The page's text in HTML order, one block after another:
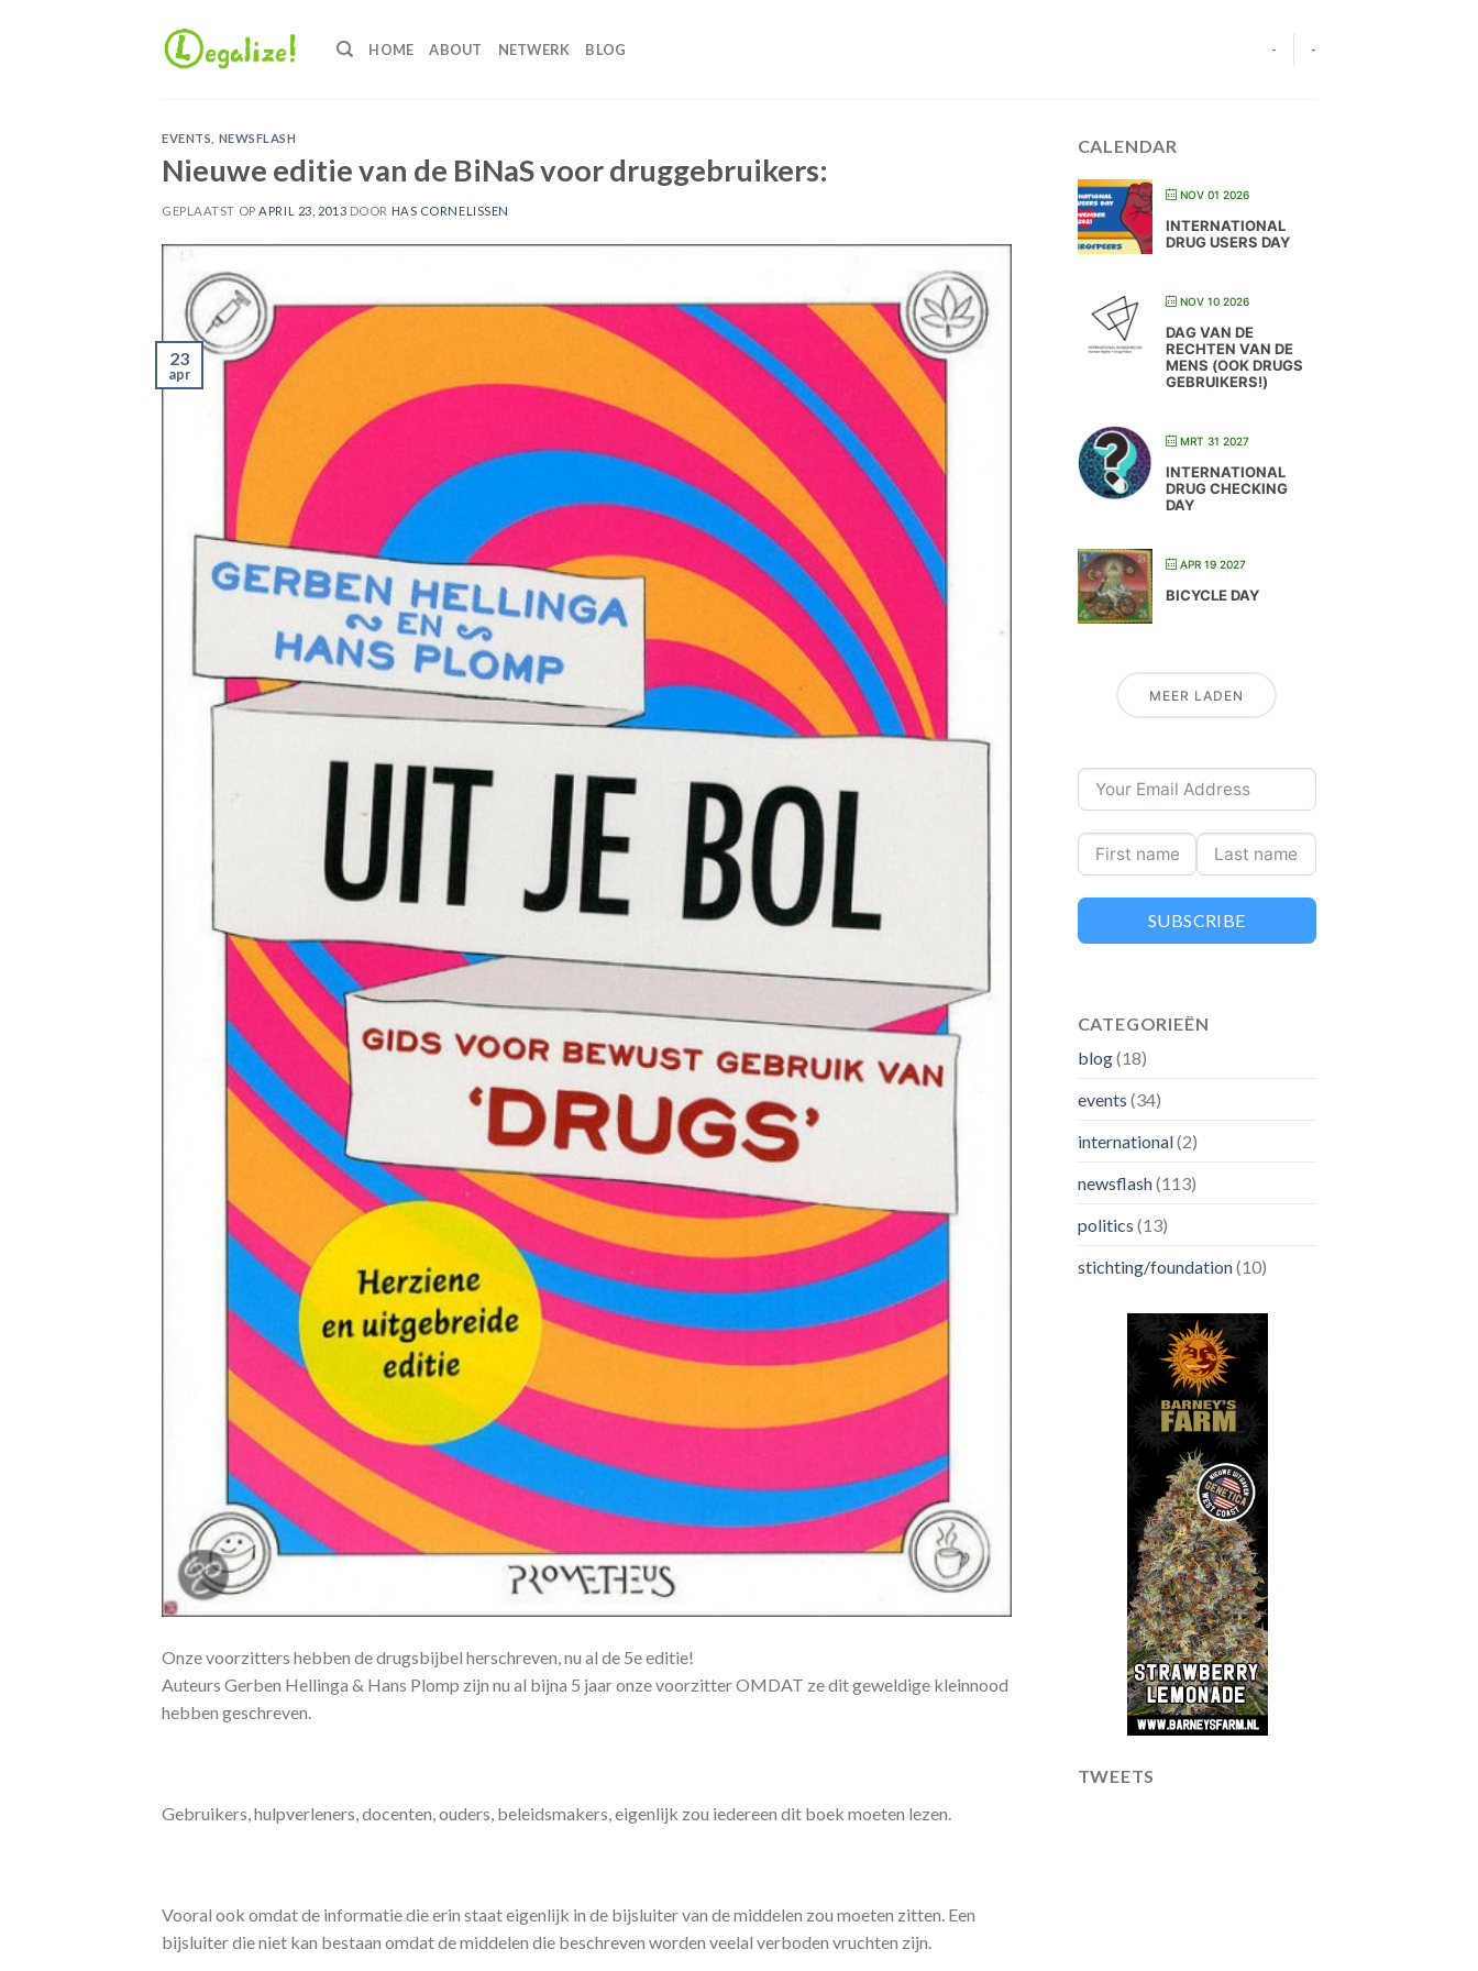
HOME ABOUT NETWERK BLOG - -
EVENTS NEWSFLASH
Nieuwe editie van de BiNaS voor druggebruikers:
GEPLAATST OPAPRIL 23, 2013 DOOR HAS CORNELISSEN
23
apr
Onze voorzitters hebben de drugsbijbel herschreven, nu al de 5e editie!
Auteurs Gerben Hellinga & Hans Plomp zijn nu al bijna 5 jaar onze voorzitter OMDAT ze dit geweldige kleinnood
hebben geschreven.
Gebruikers, hulpverleners, docenten, ouders, beleidsmakers, eigenlijk zou iedereen dit boek moeten lezen.
Vooral ook omdat de informatie die erin staat eigenlijk in de bijsluiter van de middelen zou moeten zitten. Een
bijsluiter die niet kan bestaan omdat de middelen die beschreven worden veelal verboden vruchten zijn.
CALENDAR
NOV 01 2026
INTERNATIONAL
DRUG USERS DAY
NOV 10 2026
DAG VAN DE
RECHTEN VAN DE
MENS (OOK DRUGS
GEBRUIKERS!)
MRT 31 2027
INTERNATIONAL
DRUG CHECKING
DAY
APR 19 2027
BICYCLE DAY
MEER LADEN
SUBSCRIBE
CATEGORIEËN
blog(18)
events (34)
international(2)
newsflash(113)
politics (13)
stichting/foundation(10)
TWEETS